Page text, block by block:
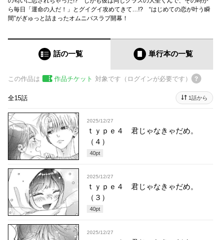
ら毎日「運命の人だ！」とグイグイ攻めてきて…!? “はじめての恋が叶う瞬
間”がぎゅっと詰まったオムニバスラブ開幕！
話の一覧 単行本の一覧
この作品は 作品チケット 対象です（ログインが必要です）
全15話 1話から
2025/12/27
ｔｙｐｅ４ 君じゃなきゃだめ。
（４）
40pt
2025/12/27
ｔｙｐｅ４ 君じゃなきゃだめ。
（３）
40pt
2025/12/27